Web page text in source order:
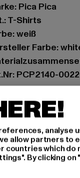
Pica Pica
T-Shirts
weiß
Farbe:
PCP2140-
The Mad
16 |
GRÖSSE
analyse
allow partners to
countries which do
By clicking